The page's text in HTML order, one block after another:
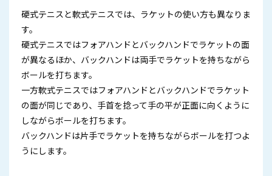
硬式テニスと軟式テニスでは、ラケットの使い方も異なりま
す。
硬式テニスではフォアハンドとバックハンドでラケットの面
が異なるほか、バックハンドは両手でラケットを持ちながら
ボールを打ちます。
一方軟式テニスではフォアハンドとバックハンドでラケット
の面が同じであり、手首を捻って手の平が正面に向くように
しながらボールを打ちます。
バックハンドは片手でラケットを持ちながらボールを打つよ
うにします。